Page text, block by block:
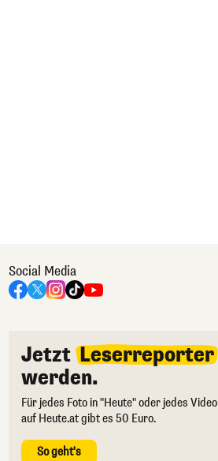
Social Media
Jetzt Leserreporter
werden.
Für jedes Foto in "Heute" oder jedes Video
auf Heute.at gibt es 50 Euro.
So geht's